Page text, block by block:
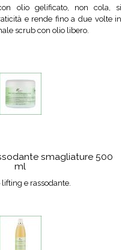
olio gelificato, non cola, si
e rende fino a due volte in
scrub con olio libero.
smagliature 500
ml
e rassodante.